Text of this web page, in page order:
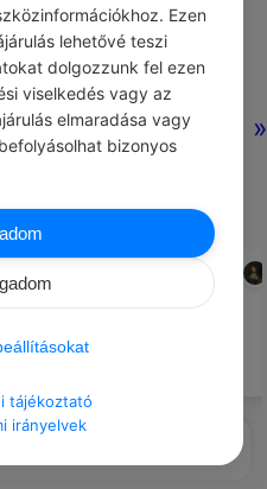
»
#IDÉZETEK MEGBOCSÁTÁS
FRANCOIS DE LA ROCHEFOUCAULD
A hibák majdnem mindig
mint a módszerek, melyekkel
takargatni próbálják őket.
Ezen
lehetővé teszi
dolgozzunk fel ezen
viselkedés vagy az
elmaradása vagy
bizonyos
tájékoztató
irányelvek